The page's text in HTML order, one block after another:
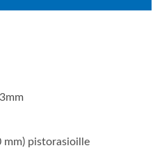
pistorasioille